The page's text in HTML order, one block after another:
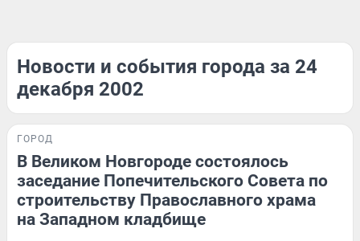
Новости и события города за 24
декабря 2002
ГОРОД
В Великом Новгороде состоялось
заседание Попечительского Совета по
строительству Православного храма
на Западном кладбище